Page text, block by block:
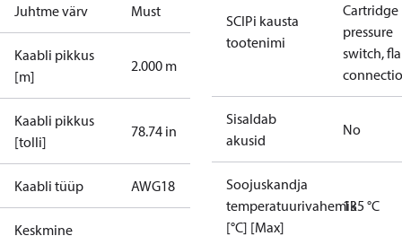
Juhtme värv Must
Kaabli pikkus
[m]
2.000 m
Kaabli pikkus
[tolli]
78.74 in
Kaabli tüüp AWG18
Keskmine
SCIPi kausta
tootenimi
Cartridge
pressure
switch,
Sisaldab
akusid
No
Soojuskandja
temperatuurivahemik
[°C] [Max]
135 °C